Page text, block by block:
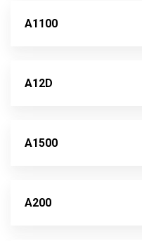
A1100
A12D
A1500
A200